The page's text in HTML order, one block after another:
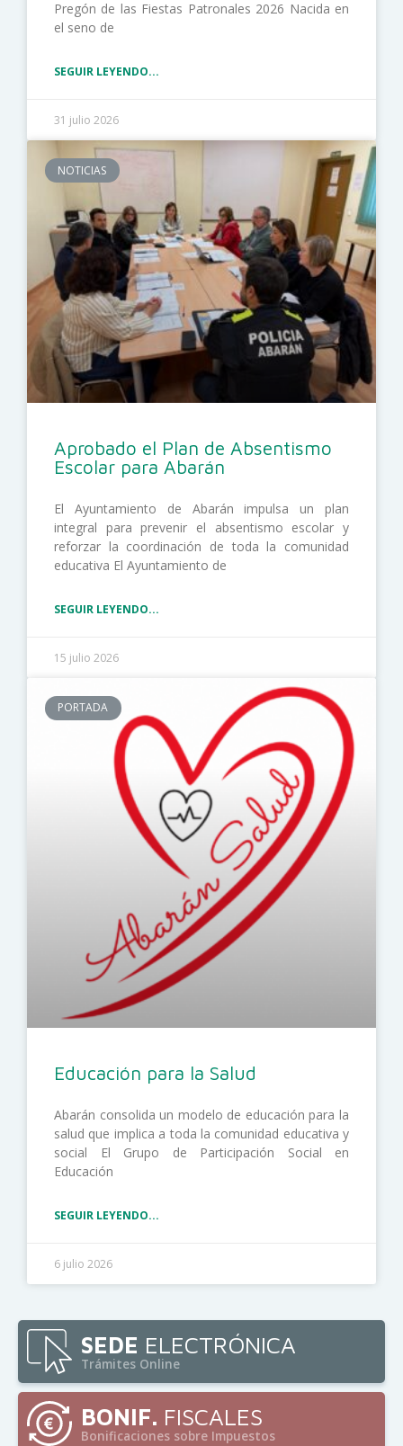
Pregón de las Fiestas Patronales 2026 Nacida en
el seno de
SEGUIR LEYENDO...
31 julio 2026
NOTICIAS
Aprobado el Plan de Absentismo
Escolar para Abarán
El Ayuntamiento de Abarán impulsa un plan
integral para prevenir el absentismo escolar y
reforzar la coordinación de toda la comunidad
educativa El Ayuntamiento de
SEGUIR LEYENDO...
15 julio 2026
PORTADA
Educación para la Salud
Abarán consolida un modelo de educación para la
salud que implica a toda la comunidad educativa y
social El Grupo de Participación Social en
Educación
SEGUIR LEYENDO...
6 julio 2026
SEDE ELECTRÓNICA
Trámites Online
BONIF. FISCALES
Bonificaciones sobre Impuestos